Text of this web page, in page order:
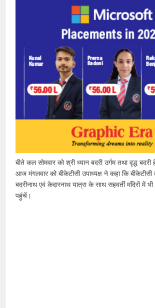
बीते कल सोमवार को श्री ध्यान बदरी उर्गम तथा वृद्ध
आज मंगलवार को बीकेटीसी उपाध्यक्ष ने कहा कि
बदरीनाथ एवं केदारनाथ यात्रा के साथ सहवर्ती मंदिरों में भी
पहुंचें।